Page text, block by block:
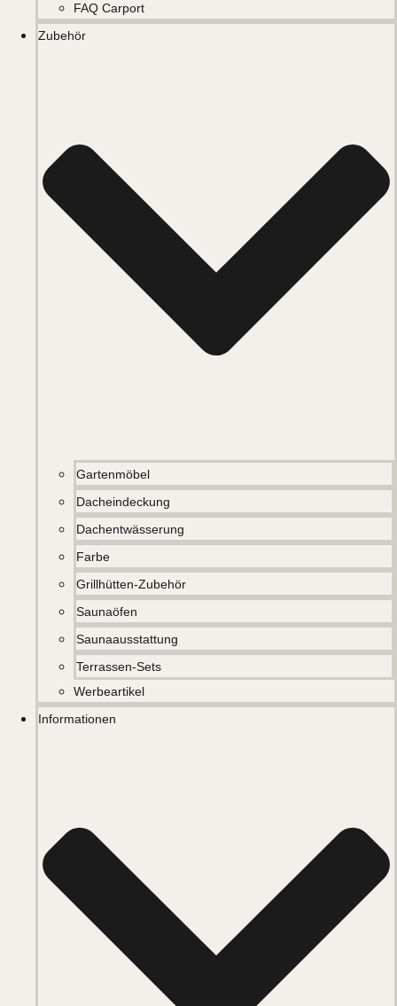
FAQ Carport
Zubehör
Gartenmöbel
Dacheindeckung
Dachentwässerung
Farbe
Grillhütten-Zubehör
Saunaöfen
Saunaausstattung
Terrassen-Sets
Werbeartikel
Informationen